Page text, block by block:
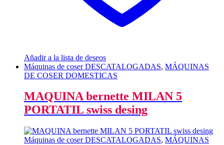
Añadir a la lista de deseos
Máquinas de coser DESCATALOGADAS, MÁQUINAS
DE COSER DOMESTICAS
MAQUINA bernette MILAN 5
PORTATIL swiss desing
Máquinas de coser DESCATALOGADAS, MÁQUINAS